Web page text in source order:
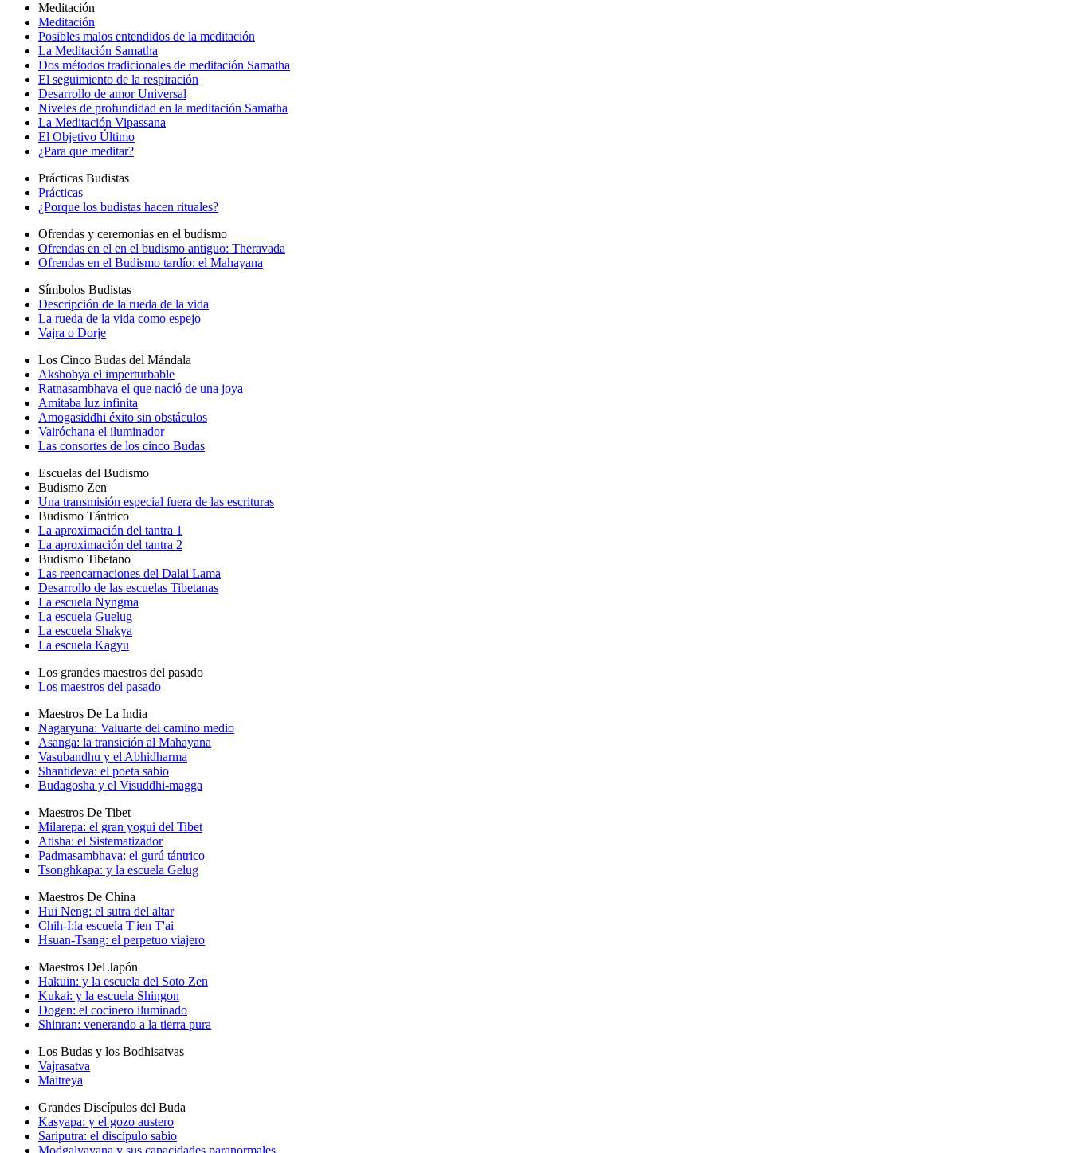
Meditación
Meditación
Posibles malos entendidos de la meditación
La Meditación Samatha
Dos métodos tradicionales de meditación Samatha
El seguimiento de la respiración
Desarrollo de amor Universal
Niveles de profundidad en la meditación Samatha
La Meditación Vipassana
El Objetivo Último
¿Para que meditar?
Prácticas Budistas
Prácticas
¿Porque los budistas hacen rituales?
Ofrendas y ceremonias en el budismo
Ofrendas en el en el budismo antiguo: Theravada
Ofrendas en el Budismo tardío: el Mahayana
Símbolos Budistas
Descripción de la rueda de la vida
La rueda de la vida como espejo
Vajra o Dorje
Los Cinco Budas del Mándala
Akshobya el imperturbable
Ratnasambhava el que nació de una joya
Amitaba luz infinita
Amogasiddhi éxito sin obstáculos
Vairóchana el iluminador
Las consortes de los cinco Budas
Escuelas del Budismo
Budismo Zen
Una transmisión especial fuera de las escrituras
Budismo Tántrico
La aproximación del tantra 1
La aproximación del tantra 2
Budismo Tibetano
Las reencarnaciones del Dalai Lama
Desarrollo de las escuelas Tibetanas
La escuela Nyngma
La escuela Guelug
La escuela Shakya
La escuela Kagyu
Los grandes maestros del pasado
Los maestros del pasado
Maestros De La India
Nagaryuna: Valuarte del camino medio
Asanga: la transición al Mahayana
Vasubandhu y el Abhidharma
Shantideva: el poeta sabio
Budagosha y el Visuddhi-magga
Maestros De Tibet
Milarepa: el gran yogui del Tibet
Atisha: el Sistematizador
Padmasambhava: el gurú tántrico
Tsonghkapa: y la escuela Gelug
Maestros De China
Hui Neng: el sutra del altar
Chih-I:la escuela T'ien T'ai
Hsuan-Tsang: el perpetuo viajero
Maestros Del Japón
Hakuin: y la escuela del Soto Zen
Kukai: y la escuela Shingon
Dogen: el cocinero iluminado
Shinran: venerando a la tierra pura
Los Budas y los Bodhisatvas
Vajrasatva
Maitreya
Grandes Discípulos del Buda
Kasyapa: y el gozo austero
Sariputra: el discípulo sabio
Modgalyayana y sus capacidades paranormales